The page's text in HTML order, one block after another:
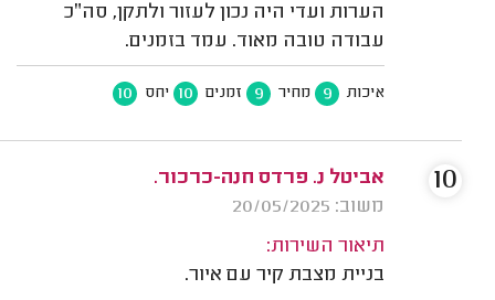
הערות ועדי היה נכון לעזור ולתקן, סה״כ
עבודה טובה מאוד. עמד בזמנים.
איכות 9 מחיר 9 זמנים 10 יחס 10
אביטל נ. פרדס חנה-כרכור.
משוב: 20/05/2025
תיאור השירות:
בניית מצבת קיר עם איור.
10